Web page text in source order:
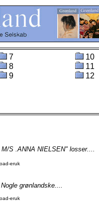
7
8
9
10
11
12
S .ANNA NIELSEN" losser....
eruk
grønlandske....
eruk